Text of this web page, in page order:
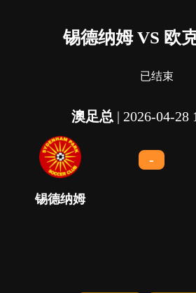
锡德纳姆 VS 欧
已结束
澳足总| 2026-04-28
锡德纳姆
-